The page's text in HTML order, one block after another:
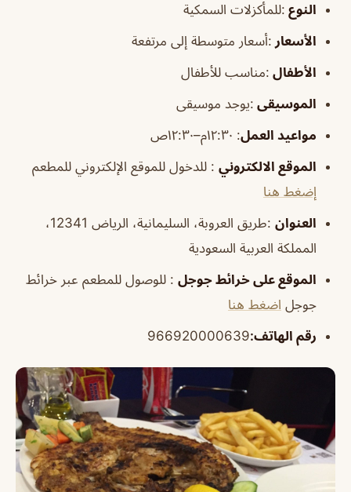
النوع :للمأكزلات السمكية
الأسعار :أسعار متوسطة إلى مرتفعة
الأطفال :مناسب للأطفال
الموسيقى :يوجد موسيقى
مواعيد العمل: ١٢:٣٠م–١٢:٣٠ص
الموقع الالكتروني : للدخول للموقع الإلكتروني للمطعم
إضغط هنا
العنوان
:طريق العروبة، السليمانية، الرياض 12341،
المملكة العربية السعودية
الموقع على خرائط جوجل : للوصول للمطعم عبر خرائط
جوجل اضغط هنا
رقم الهاتف:966920000639